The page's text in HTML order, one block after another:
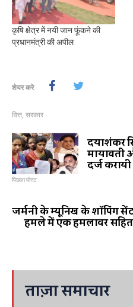
कृषि क्षेत्र में नयी जान फूंकने की
प्रधानमंत्री की अपील
शेयर करे
वित्त, सरकार
दयाशंकर
मायावती
दर्ज करायी
पिछला पोस्ट
जर्मनी के म्यूनिख के शॉपिंग
हमले में एक हमलावर
ताज़ा समाचार